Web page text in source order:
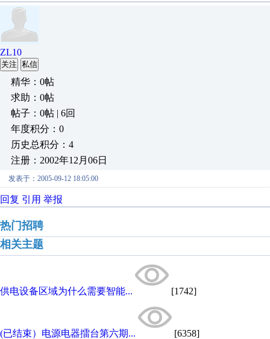
ZL10
关注 私信
精华：0帖
求助：0帖
帖子：0帖 | 6回
年度积分：0
历史总积分：4
注册：2002年12月06日
发表于：2005-09-12 18:05:00
回复 引用 举报
热门招聘
相关主题
供电设备区域为什么需要智能... [1742]
(已结束）电源电器擂台第六期... [6358]